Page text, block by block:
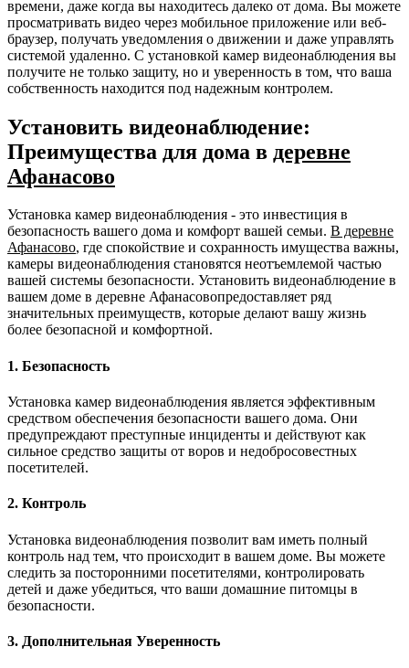
времени, даже когда вы находитесь далеко от дома. Вы можете
просматривать видео через мобильное приложение или веб-
браузер, получать уведомления о движении и даже управлять
системой удаленно. С установкой камер видеонаблюдения вы
получите не только защиту, но и уверенность в том, что ваша
собственность находится под надежным контролем.
Установить видеонаблюдение:
Преимущества для дома в деревне
Афанасово
Установка камер видеонаблюдения - это инвестиция в
безопасность вашего дома и комфорт вашей семьи. В деревне
Афанасово, где спокойствие и сохранность имущества важны,
камеры видеонаблюдения становятся неотъемлемой частью
вашей системы безопасности. Установить видеонаблюдение в
вашем доме в деревне Афанасовопредоставляет ряд
значительных преимуществ, которые делают вашу жизнь
более безопасной и комфортной.
1. Безопасность
Установка камер видеонаблюдения является эффективным
средством обеспечения безопасности вашего дома. Они
предупреждают преступные инциденты и действуют как
сильное средство защиты от воров и недобросовестных
посетителей.
2. Контроль
Установка видеонаблюдения позволит вам иметь полный
контроль над тем, что происходит в вашем доме. Вы можете
следить за посторонними посетителями, контролировать
детей и даже убедиться, что ваши домашние питомцы в
безопасности.
3. Дополнительная Уверенность